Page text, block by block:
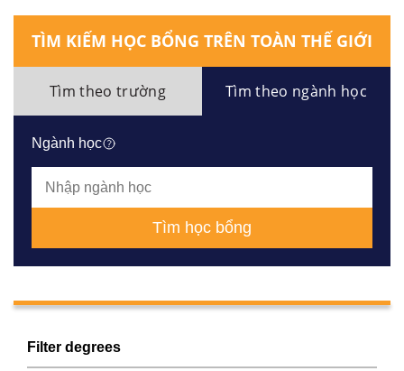
TÌM KIẾM HỌC BỔNG TRÊN TOÀN THẾ GIỚI
Tìm theo trường Tìm theo ngành học
Ngành học
Tìm học bổng
Filter degrees